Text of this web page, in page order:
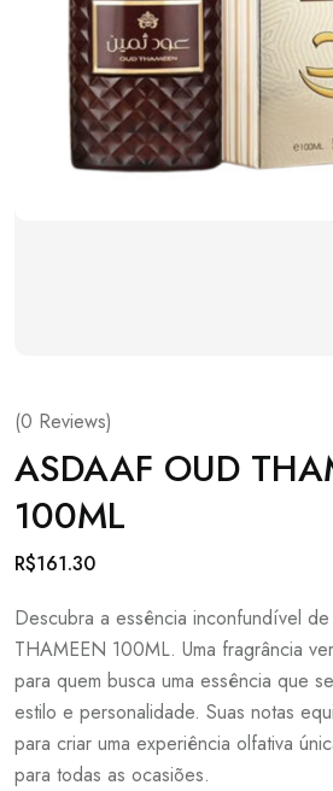
(0 Reviews)
ASDAAF OUD
100ML
R$161.30
Descubra a essência inconfundível
THAMEEN 100ML. Uma fragrância
para quem busca uma essência que
estilo e personalidade. Suas notas
para criar uma experiência olfativa
para todas as ocasiões.